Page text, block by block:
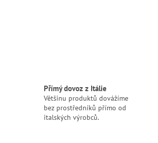
Přímý dovoz z Itálie
Většinu produktů dovážíme
bez prostředníků přímo od
italských výrobců.